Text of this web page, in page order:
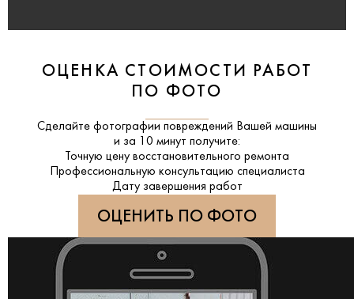
ОЦЕНКА СТОИМОСТИ РАБОТ
ПО ФОТО
Сделайте фотографии повреждений Вашей машины
и за 10 минут получите:
Точную цену восстановительного ремонта
Профессиональную консультацию специалиста
Дату завершения работ
ОЦЕНИТЬ ПО ФОТО